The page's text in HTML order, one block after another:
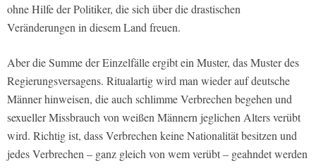
ohne Hilfe der Politiker, die sich über die drastischen
Veränderungen in diesem Land freuen.
Aber die Summe der Einzelfälle ergibt ein Muster, das Muster des
Regierungsversagens. Ritualartig wird man wieder auf deutsche
Männer hinweisen, die auch schlimme Verbrechen begehen und
sexueller Missbrauch von weißen Männern jeglichen Alters verübt
wird. Richtig ist, dass Verbrechen keine Nationalität besitzen und
jedes Verbrechen – ganz gleich von wem verübt – geahndet werden